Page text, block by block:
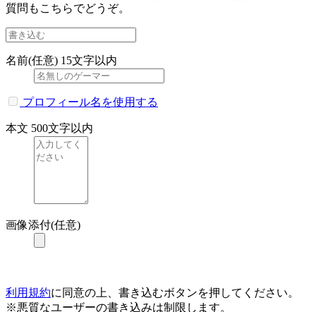
質問もこちらでどうぞ。
名前(任意) 15文字以内
プロフィール名を使用する
本文 500文字以内
画像添付(任意)
利用規約に同意の上、書き込むボタンを押してください。
※悪質なユーザーの書き込みは制限します。